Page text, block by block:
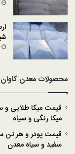
محصولات معدن کاوان
میکا رنگی و سیاه
سفید و سیاه معدن